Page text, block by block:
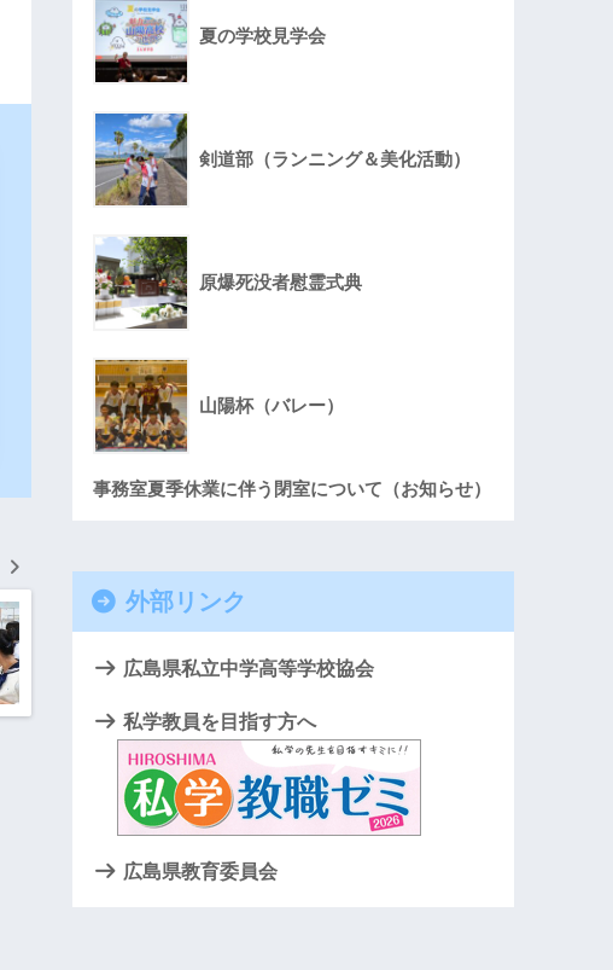
夏の学校見学会
剣道部（ランニング＆美化活動）
原爆死没者慰霊式典
山陽杯（バレー）
事務室夏季休業に伴う閉室について（お知らせ）
外部リンク
広島県私立中学高等学校協会
私学教員を目指す方へ
広島県教育委員会